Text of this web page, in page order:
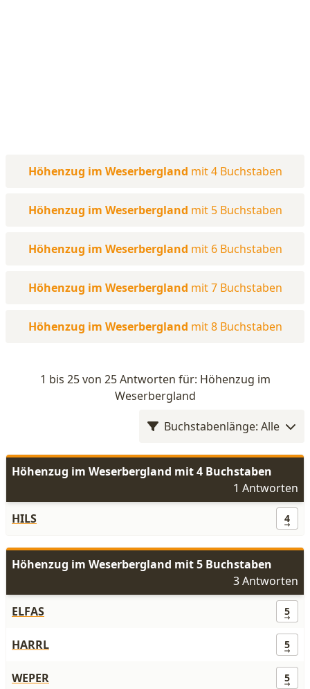
Höhenzug im Weserbergland mit 4 Buchstaben
Höhenzug im Weserbergland mit 5 Buchstaben
Höhenzug im Weserbergland mit 6 Buchstaben
Höhenzug im Weserbergland mit 7 Buchstaben
Höhenzug im Weserbergland mit 8 Buchstaben
1 bis 25 von 25 Antworten für: Höhenzug im
Weserbergland
Buchstabenlänge: Alle
Höhenzug im Weserbergland mit 4 Buchstaben
1 Antworten
HILS
4
Höhenzug im Weserbergland mit 5 Buchstaben
3 Antworten
ELFAS
5
HARRL 5
WEPER 5